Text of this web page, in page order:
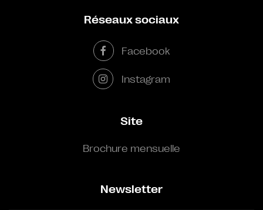
Réseaux sociaux
Facebook
Instagram
Site
Brochure mensuelle
Newsletter